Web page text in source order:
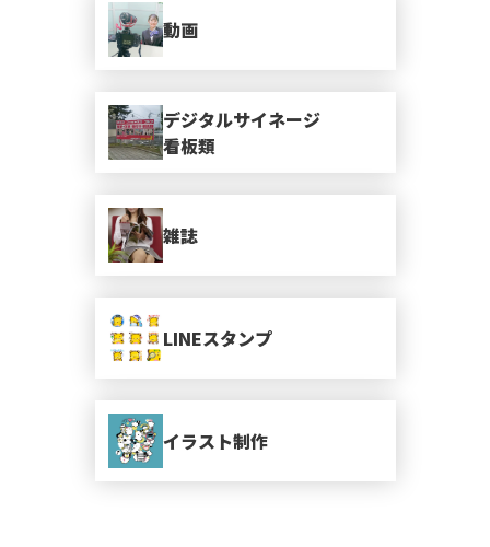
動画
デジタルサイネージ
看板類
雑誌
LINEスタンプ
イラスト制作